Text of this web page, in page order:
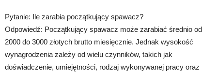
Pytanie: Ile zarabia początkujący spawacz?
Odpowiedź: Początkujący spawacz może zarabiać średnio od
2000 do 3000 złotych brutto miesięcznie. Jednak wysokość
wynagrodzenia zależy od wielu czynników, takich jak
doświadczenie, umiejętności, rodzaj wykonywanej pracy oraz